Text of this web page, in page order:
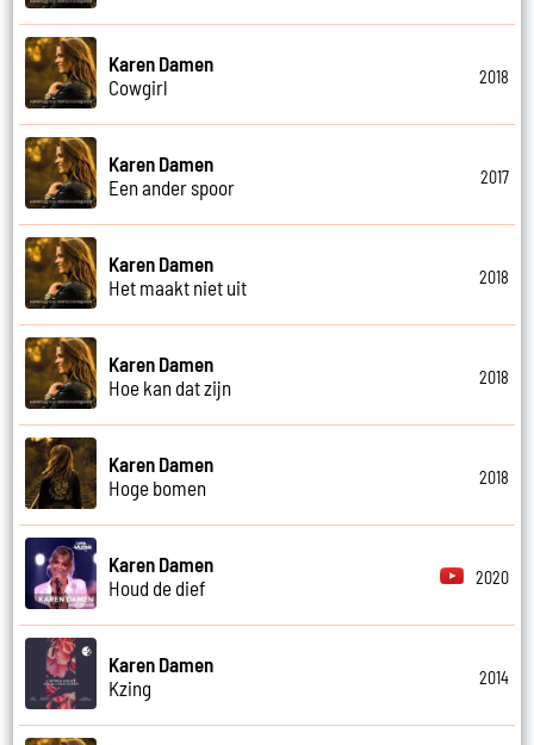
Karen Damen
Cowgirl
2018
Karen Damen
Een ander spoor
2017
Karen Damen
Het maakt niet uit
2018
Karen Damen
Hoe kan dat zijn
2018
Karen Damen
Hoge bomen
2018
Karen Damen
Houd de dief
2020
Karen Damen
Kzing
2014